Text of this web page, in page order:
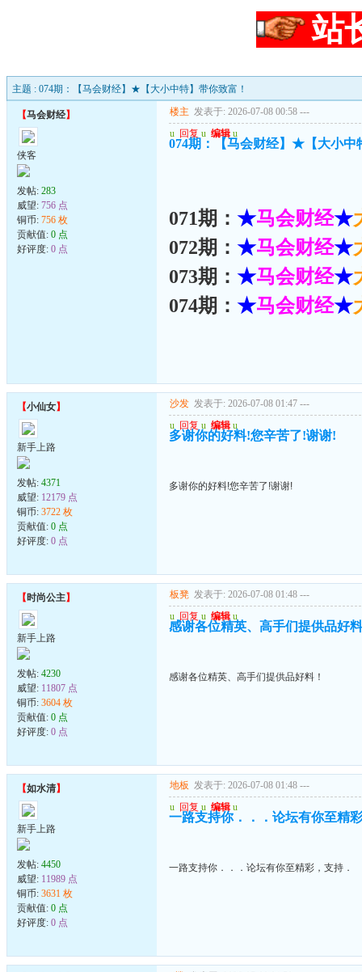
站
主题 : 074期：【马会财经】★【大小中特】带你致富！
【马会财经】
侠客
发帖: 283
威望: 756 点
铜币: 756 枚
贡献值: 0 点
好评度: 0 点
楼主 发表于: 2026-07-08 00:58 ---
u 回复 u 编辑 u
074期：【马会财经】★【大小中
071期： ★马会财经★
072期： ★马会财经★
073期： ★马会财经★
074期： ★马会财经★
【小仙女】
新手上路
发帖: 4371
威望: 12179 点
铜币: 3722 枚
贡献值: 0 点
好评度: 0 点
沙发 发表于: 2026-07-08 01:47 ---
u 回复 u 编辑 u
多谢你的好料!您辛苦了!谢谢!
多谢你的好料!您辛苦了!谢谢!
【时尚公主】
新手上路
发帖: 4230
威望: 11807 点
铜币: 3604 枚
贡献值: 0 点
好评度: 0 点
板凳 发表于: 2026-07-08 01:48 ---
u 回复 u 编辑 u
感谢各位精英、高手们提供品好
感谢各位精英、高手们提供品好料！
【如水清】
新手上路
发帖: 4450
威望: 11989 点
铜币: 3631 枚
贡献值: 0 点
好评度: 0 点
地板 发表于: 2026-07-08 01:48 ---
u 回复 u 编辑 u
一路支持你．．．论坛有你至精
一路支持你．．．论坛有你至精彩，支持．